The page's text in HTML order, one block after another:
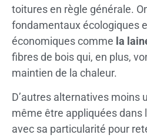
toitures en règle générale.
fondamentaux écologiques
économiques comme la
fibres de bois qui, en plus,
maintien de la chaleur.
D’autres alternatives moins
même être appliquées dans
avec sa particularité pour